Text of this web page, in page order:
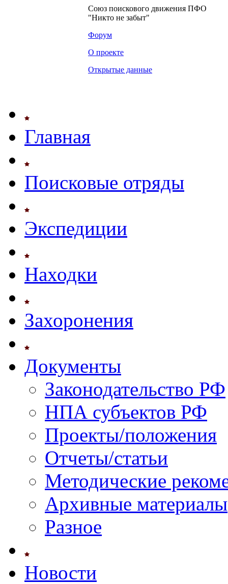
Союз поискового движения ПФО
"Никто не забыт"
Форум
О проекте
Открытые данные
Главная
Поисковые отряды
Экспедиции
Находки
Захоронения
Документы
Законодательство РФ
НПА субъектов РФ
Проекты/положения
Отчеты/статьи
Методические
Архивные материалы
Разное
Новости